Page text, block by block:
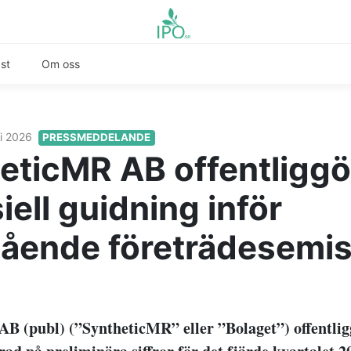
Om oss
2026 PRESSMEDDELANDE
AB
guidning inför
(publ) (”SyntheticMR” eller ”Bolaget”)